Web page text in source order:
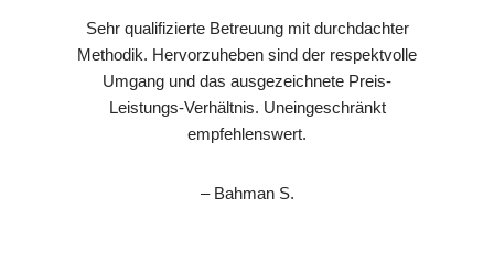
Sehr qualifizierte Betreuung mit durchdachter
Methodik. Hervorzuheben sind der respektvolle
Umgang und das ausgezeichnete Preis-
Leistungs-Verhältnis. Uneingeschränkt
empfehlenswert.
– Bahman S.